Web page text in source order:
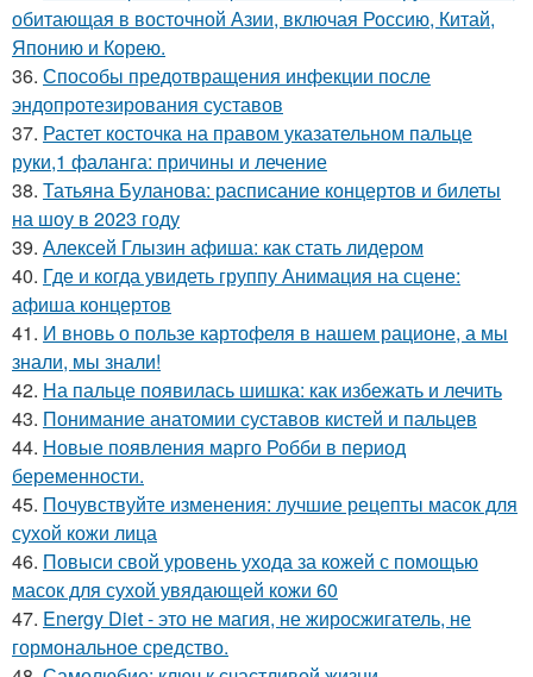
обитающая в восточной Азии, включая Россию, Китай,
Японию и Корею.
36. Способы предотвращения инфекции после
эндопротезирования суставов
37. Растет косточка на правом указательном пальце
руки,1 фаланга: причины и лечение
38. Татьяна Буланова: расписание концертов и билеты
на шоу в 2023 году
39. Алексей Глызин афиша: как стать лидером
40. Где и когда увидеть группу Анимация на сцене:
афиша концертов
41. И вновь о пользе картофеля в нашем рационе, а мы
знали, мы знали!
42. На пальце появилась шишка: как избежать и лечить
43. Понимание анатомии суставов кистей и пальцев
44. Новые появления марго Робби в период
беременности.
45. Почувствуйте изменения: лучшие рецепты масок для
сухой кожи лица
46. Повыси свой уровень ухода за кожей с помощью
масок для сухой увядающей кожи 60
47. Energy Diet - это не магия, не жиросжигатель, не
гормональное средство.